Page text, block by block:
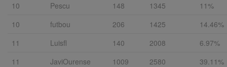
10
Pescu 148 1345
11%
10
futbou 206 1425
14.46%
11
Luisfl 140 2008
6.97%
11
JaviOurense 1009 2580
39.11%